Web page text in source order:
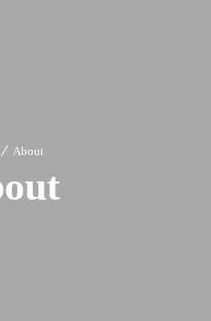
About